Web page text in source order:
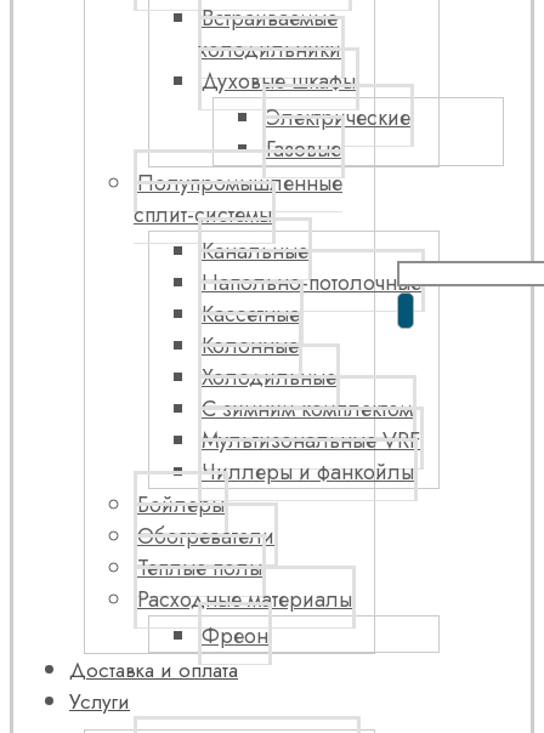
Встраиваемые
холодильники
Духовые шкафы
Электрические
Газовые
Полупромышленные
сплит-системы
Канальные
Напольно-потолочные
Кассетные
Колонные
Холодильные
С зимним комплектом
Мультизональные VRF
Чиллеры и фанкойлы
Бойлеры
Обогреватели
Теплые полы
Расходные материалы
Фреон
Доставка и оплата
Услуги